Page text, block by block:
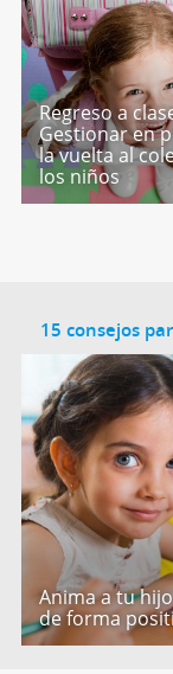
Regreso a
Gestionar en
la vuelta al
los niños
15 consejos
Anima a tu
de forma